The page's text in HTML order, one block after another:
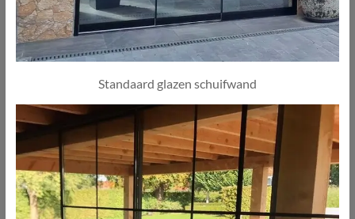
Standaard glazen schuifwand